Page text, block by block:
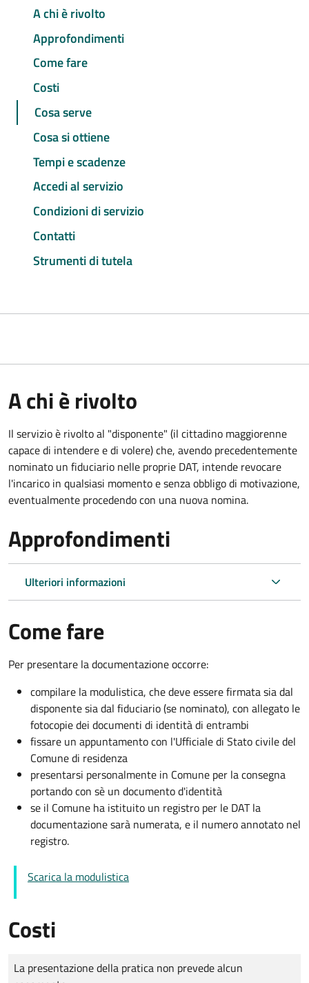
A chi è rivolto
Approfondimenti
Come fare
Costi
Cosa serve
Cosa si ottiene
Tempi e scadenze
Accedi al servizio
Condizioni di servizio
Contatti
Strumenti di tutela
A chi è rivolto
Il servizio è rivolto al "disponente" (il cittadino maggiorenne
capace di intendere e di volere) che, avendo precedentemente
nominato un fiduciario nelle proprie DAT, intende revocare
l'incarico in qualsiasi momento e senza obbligo di motivazione,
eventualmente procedendo con una nuova nomina.
Approfondimenti
Ulteriori informazioni
Come fare
Per presentare la documentazione occorre:
compilare la modulistica, che deve essere firmata sia dal
disponente sia dal fiduciario (se nominato), con allegato le
fotocopie dei documenti di identità di entrambi
fissare un appuntamento con l'Ufficiale di Stato civile del
Comune di residenza
presentarsi personalmente in Comune per la consegna
portando con sè un documento d'identità
se il Comune ha istituito un registro per le DAT la
documentazione sarà numerata, e il numero annotato nel
registro.
Scarica la modulistica
Costi
Tipo di pagamento
Importo
La presentazione della pratica non prevede alcun